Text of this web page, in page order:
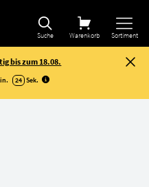
Suche Warenkorb Sortiment
bis zum 18.08.
24 Sek.